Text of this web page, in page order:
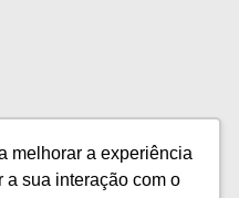
melhorar a experiência
sua interação com o